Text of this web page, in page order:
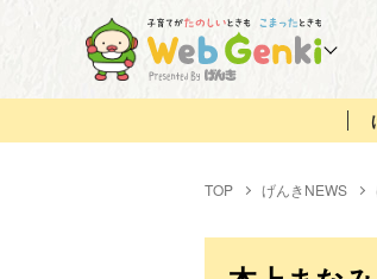
TOP げんきNEWS